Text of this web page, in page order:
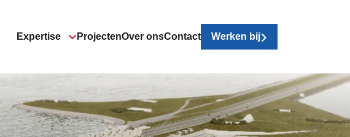
Expertise ProjectenOver onsContact Werken bij